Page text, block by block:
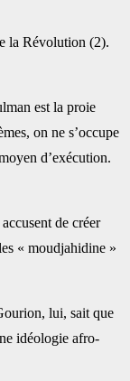
la Révolution (2).
est la proie
on ne s’occupe
‎d’exécution.
de créer
« moudjahidine »
lui, sait que
idéologie afro-